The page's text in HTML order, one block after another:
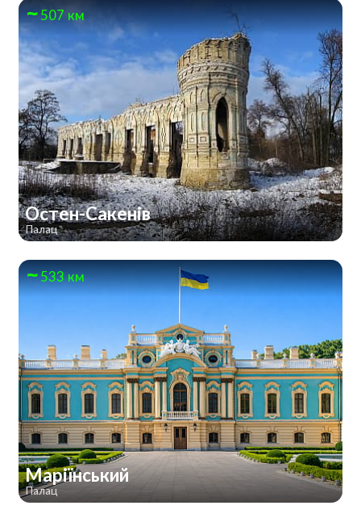
507 км
Остен-Сакенів
Палац
533 км
Маріїнський
Палац